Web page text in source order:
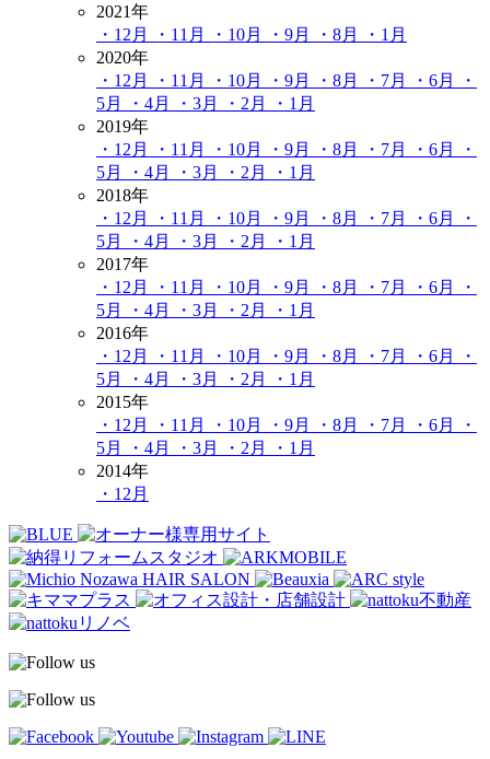
2021年
・12月
・11月 ・10月 ・9月 ・8月
・1月
2020年
・12月
・11月 ・10月 ・9月 ・8月 ・7月 ・6月
・
5月
・4月 ・3月 ・2月
・1月
2019年
・12月
・11月 ・10月 ・9月 ・8月 ・7月 ・6月
・
5月
・4月 ・3月 ・2月
・1月
2018年
・12月
・11月 ・10月 ・9月 ・8月 ・7月 ・6月
・
5月
・4月 ・3月 ・2月
・1月
2017年
・12月
・11月 ・10月 ・9月 ・8月 ・7月 ・6月
・
5月
・4月 ・3月 ・2月
・1月
2016年
・12月
・11月 ・10月 ・9月 ・8月 ・7月 ・6月
・
5月
・4月 ・3月 ・2月
・1月
2015年
・12月
・11月 ・10月 ・9月 ・8月 ・7月 ・6月
・
5月
・4月 ・3月 ・2月
・1月
2014年
・12月